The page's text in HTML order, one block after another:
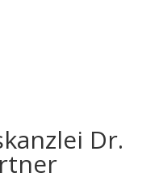
Dr.